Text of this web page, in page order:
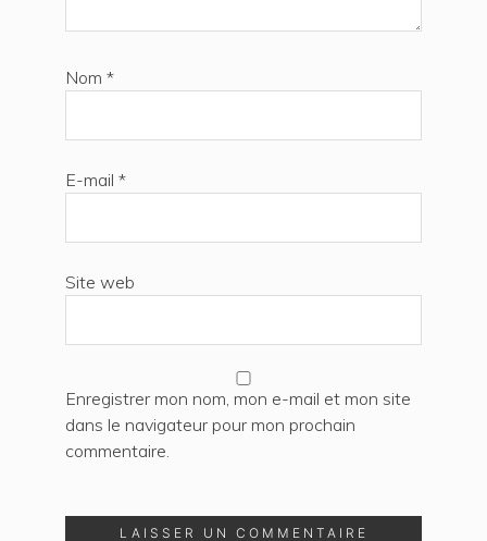
Nom *
E-mail *
Site web
Enregistrer mon nom, mon e-mail et mon site
dans le navigateur pour mon prochain
commentaire.